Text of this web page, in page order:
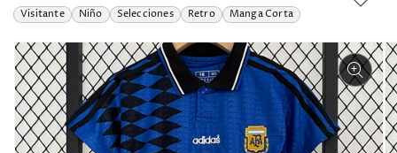
Visitante Niño Selecciones Retro Manga Corta
IR
A LA
INFORMACIÓN
DEL PRODUCTO